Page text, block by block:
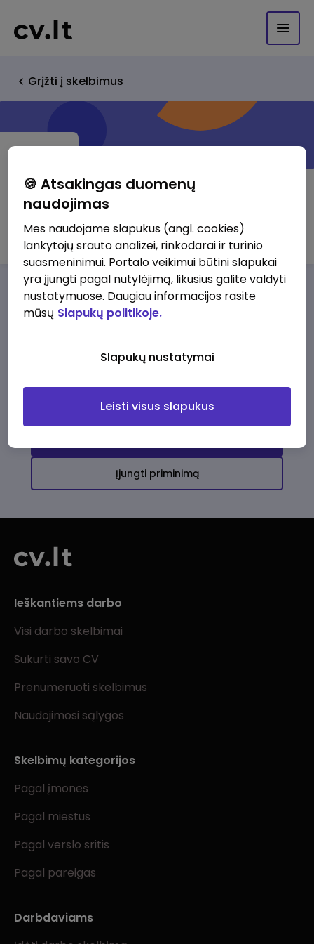
Grįžti į skelbimus
UAB "Scapa Baltic"
Darbo pasiūlymaiApie musPrivalumai
darbo pasiūlymų
Įjungti priminimą
Ieškantiems darbo
Visi darbo skelbimai
Sukurti savo CV
Prenumeruoti skelbimus
Naudojimosi sąlygos
Skelbimų kategorijos
Pagal įmones
Pagal miestus
Pagal verslo sritis
Pagal pareigas
Darbdaviams
🍪 Atsakingas duomenų
naudojimas
Mes naudojame slapukus (angl. cookies)
lankytojų srauto analizei, rinkodarai ir turinio
suasmeninimui. Portalo veikimui būtini slapukai
yra įjungti pagal nutylėjimą, likusius galite valdyti
nustatymuose. Daugiau informacijos rasite
mūsų Slapukų politikoje.
Slapukų nustatymai
Leisti visus slapukus